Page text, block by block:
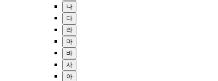
나
다
라
마
바
사
아